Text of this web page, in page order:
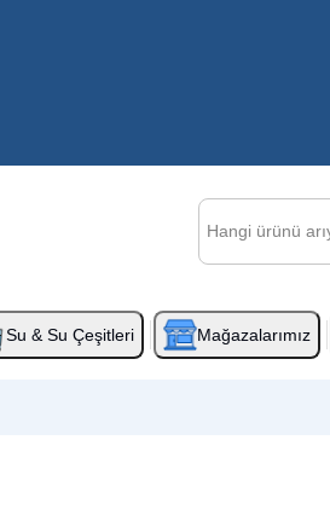
Su & Su Çeşitleri Mağazalarımız